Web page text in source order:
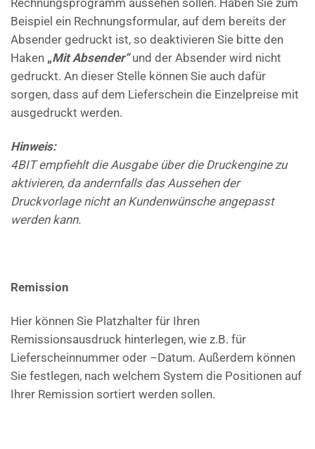
Rechnungsprogramm aussehen sollen. Haben Sie zum
Beispiel ein Rechnungsformular, auf dem bereits der
Absender gedruckt ist, so deaktivieren Sie bitte den
Haken „Mit Absender“und der Absender wird nicht
gedruckt. An dieser Stelle können Sie auch dafür
sorgen, dass auf dem Lieferschein die Einzelpreise mit
ausgedruckt werden.
Hinweis:
4BIT empfiehlt die Ausgabe über die Druckengine zu
aktivieren, da andernfalls das Aussehen der
Druckvorlage nicht an Kundenwünsche angepasst
werden kann.
Remission
Hier können Sie Platzhalter für Ihren
Remissionsausdruck hinterlegen, wie z.B. für
Lieferscheinnummer oder –Datum. Außerdem können
Sie festlegen, nach welchem System die Positionen auf
Ihrer Remission sortiert werden sollen.